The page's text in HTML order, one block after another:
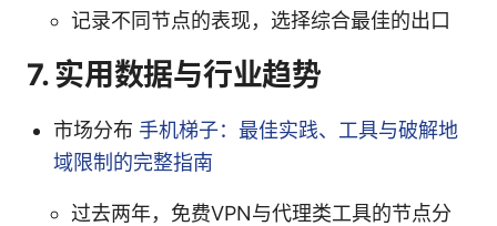
记录不同节点的表现，选择综合最佳的出口
7. 实用数据与行业趋势
市场分布 手机梯子：最佳实践、工具与破解地
域限制的完整指南
过去两年，免费VPN与代理类工具的节点分